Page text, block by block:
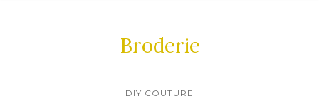
Broderie
DIY COUTURE